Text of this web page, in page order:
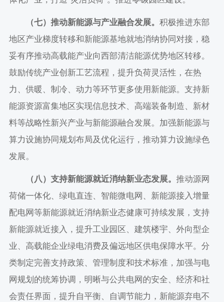
（七）推动新能源与产业融合发展。 积极推进东部
地区产业梯度转移和新能源基地就地消纳协同对接，稳
妥有序推动高载能产业向西部清洁能源优势地区转移。
鼓励传统产业创新工艺流程，提升负荷灵活性，在热
力、供暖、制冷、动力等环节更多使用新能源。支持新
能源资源富集地区实现信息技术、高端装备制造、新材
料等战略性新兴产业与新能源融合发展。加强新能源与
算力设施协同规划布局及优化运行，推动算力设施绿色
发展。
（八）支持新能源就近消纳新业态发展。 推动源网
荷储一体化、绿电直连、智能微电网、新能源接入增量
配电网等新能源就近消纳新业态健康可持续发展，支持
新能源就近接入，提升工业园区、建筑楼宇、外向型企
业、高载能企业绿电消费及偏远地区供电保障水平。分
类制定完善支持政策、管理制度和技术标准，加强与电
网规划的统筹协调，明晰与公共电网的安全、经济和社
会责任界面，提升自平衡、自调节能力，新能源弃电不